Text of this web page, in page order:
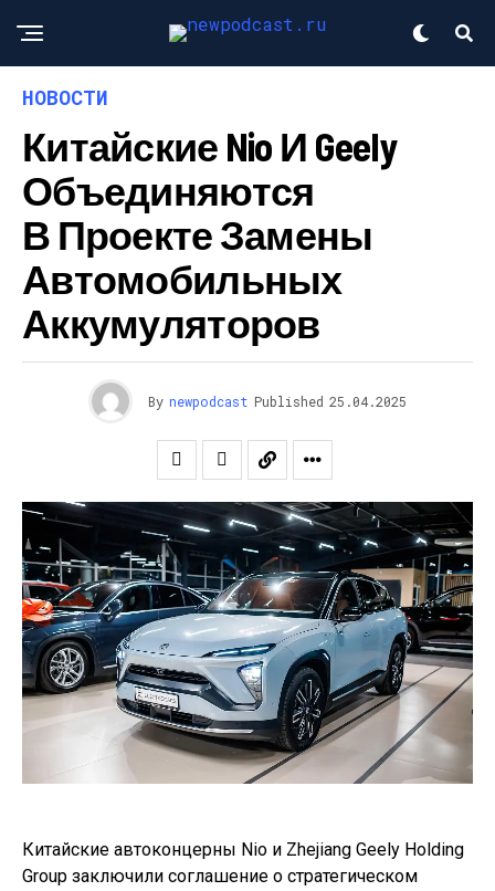
НОВОСТИ
Китайские Nio И Geely
Объединяются
В Проекте Замены
Автомобильных
Аккумуляторов
By newpodcast Published 25.04.2025
Китайские автоконцерны Nio и Zhejiang Geely Holding
Group заключили соглашение о стратегическом